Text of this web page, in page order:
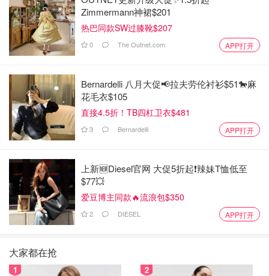
Zimmermann神裙$201
热巴同款SW过膝靴$207
0 The Outnet.com APP打开
Bernardelli 八月大促📢拉夫劳伦衬衫$51🐎麻
花毛衣$105
直接4.5折！TB四杠卫衣$481
3 Bernardelli APP打开
上新🆕Diesel官网 大促5折起❗️辣妹T恤低至
$77💥
爱豆博主同款🔥流浪包$350
2 DIESEL APP打开
大家都在抢
1 2